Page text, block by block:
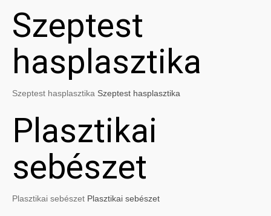
Szeptest
hasplasztika
Szeptest hasplasztika Szeptest hasplasztika
Plasztikai
sebészet
Plasztikai sebészet Plasztikai sebészet